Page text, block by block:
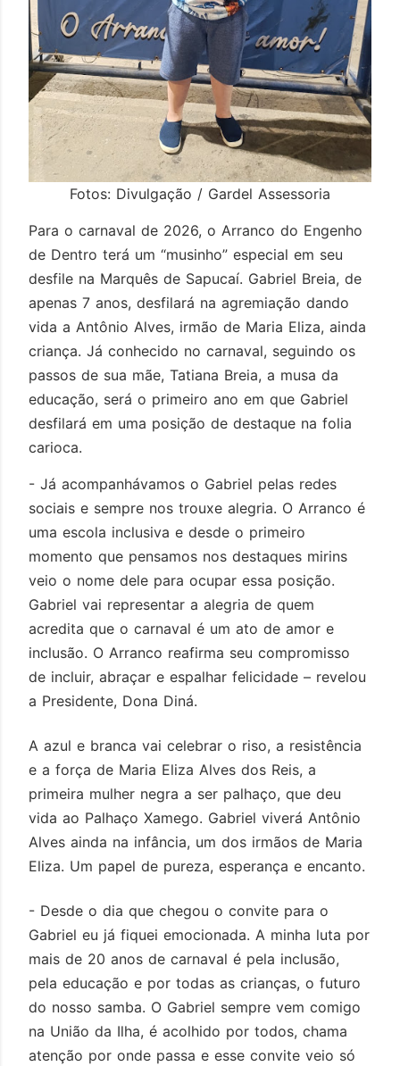
Fotos: Divulgação / Gardel Assessoria
Para o carnaval de 2026, o Arranco do Engenho
de Dentro terá um “musinho” especial em seu
desfile na Marquês de Sapucaí. Gabriel Breia, de
apenas 7 anos, desfilará na agremiação dando
vida a Antônio Alves, irmão de Maria Eliza, ainda
criança. Já conhecido no carnaval, seguindo os
passos de sua mãe, Tatiana Breia, a musa da
educação, será o primeiro ano em que Gabriel
desfilará em uma posição de destaque na folia
carioca.
- Já acompanhávamos o Gabriel pelas redes
sociais e sempre nos trouxe alegria. O Arranco é
uma escola inclusiva e desde o primeiro
momento que pensamos nos destaques mirins
veio o nome dele para ocupar essa posição.
Gabriel vai representar a alegria de quem
acredita que o carnaval é um ato de amor e
inclusão. O Arranco reafirma seu compromisso
de incluir, abraçar e espalhar felicidade – revelou
a Presidente, Dona Diná.
A azul e branca vai celebrar o riso, a resistência
e a força de Maria Eliza Alves dos Reis, a
primeira mulher negra a ser palhaço, que deu
vida ao Palhaço Xamego. Gabriel viverá Antônio
Alves ainda na infância, um dos irmãos de Maria
Eliza. Um papel de pureza, esperança e encanto.
- Desde o dia que chegou o convite para o
Gabriel eu já fiquei emocionada. A minha luta por
mais de 20 anos de carnaval é pela inclusão,
pela educação e por todas as crianças, o futuro
do nosso samba. O Gabriel sempre vem comigo
na União da Ilha, é acolhido por todos, chama
atenção por onde passa e esse convite veio só